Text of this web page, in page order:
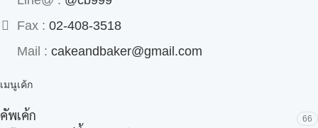
Fax : 02-408-3518
Mail : cakeandbaker@gmail.com
เมนูเค้ก
คัพเค้ก 66